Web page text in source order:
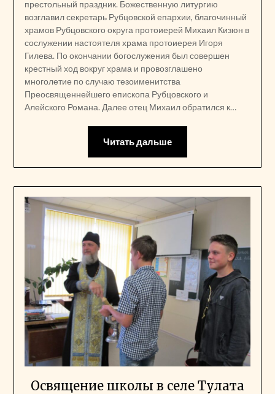
престольный праздник. Божественную литургию
возглавил секретарь Рубцовской епархии, благочинный
храмов Рубцовского округа протоиерей Михаил Кизюн в
сослужении настоятеля храма протоиерея Игоря
Гилева. По окончании богослужения был совершен
крестный ход вокруг храма и провозглашено
многолетие по случаю тезоименитства
Преосвященнейшего епископа Рубцовского и
Алейского Романа. Далее отец Михаил обратился к…
Читать дальше
Освящение школы в селе Тулата